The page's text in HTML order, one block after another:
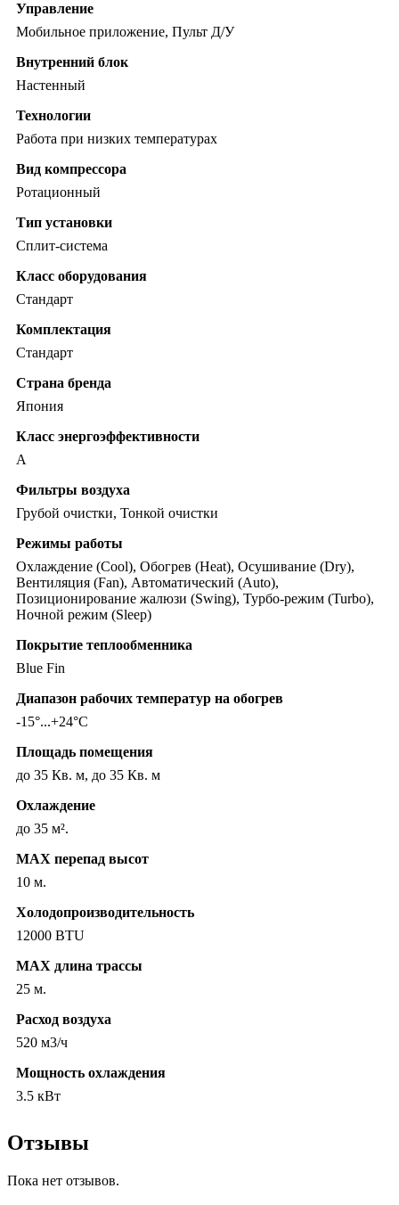
Управление
Мобильное приложение, Пульт Д/У
Внутренний блок
Настенный
Технологии
Работа при низких температурах
Вид компрессора
Ротационный
Тип установки
Сплит-система
Класс оборудования
Стандарт
Комплектация
Стандарт
Страна бренда
Япония
Класс энергоэффективности
A
Фильтры воздуха
Грубой очистки, Тонкой очистки
Режимы работы
Охлаждение (Cool), Обогрев (Heat), Осушивание (Dry),
Вентиляция (Fan), Автоматический (Auto),
Позиционирование жалюзи (Swing), Турбо-режим (Turbo),
Ночной режим (Sleep)
Покрытие теплообменника
Blue Fin
Диапазон рабочих температур на обогрев
-15°...+24°C
Площадь помещения
до 35 Кв. м, до 35 Кв. м
Охлаждение
до 35 м².
MAX перепад высот
10 м.
Холодопроизводительность
12000 BTU
MAX длина трассы
25 м.
Расход воздуха
520 м3/ч
Мощность охлаждения
3.5 кВт
Отзывы
Пока нет отзывов.